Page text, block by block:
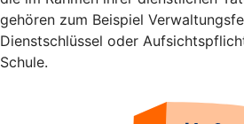
gehören zum Beispiel
Dienstschlüssel oder
Schule.